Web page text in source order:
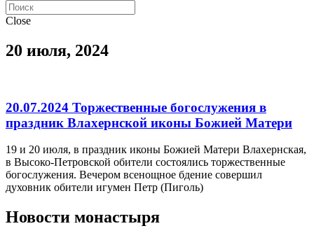
Close
20 июля, 2024
20.07.2024 Торжественные богослужения в
праздник Влахернской иконы Божией Матери
19 и 20 июля, в праздник иконы Божией Матери Влахернская,
в Высоко-Петровской обители состоялись торжественные
богослужения. Вечером всенощное бдение совершил
духовник обители игумен Петр (Пиголь)
Новости монастыря